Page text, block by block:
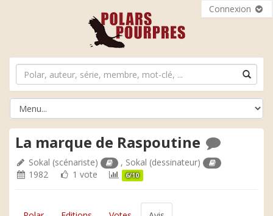
Connexion
La marque de Raspoutine
Sokal (scénariste) , Sokal (dessinateur)
1982
1 vote 6/10